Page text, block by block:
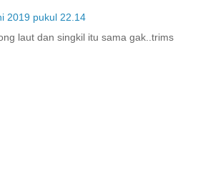
2019 pukul 22.14
laut dan singkil itu sama gak..trims